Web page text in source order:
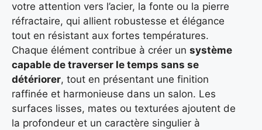
votre attention vers l’acier, la fonte ou la pierre
réfractaire, qui allient robustesse et élégance
tout en résistant aux fortes températures.
Chaque élément contribue à créer un système
capable de traverser le temps sans se
détériorer, tout en présentant une finition
raffinée et harmonieuse dans un salon. Les
surfaces lisses, mates ou texturées ajoutent de
la profondeur et un caractère singulier à